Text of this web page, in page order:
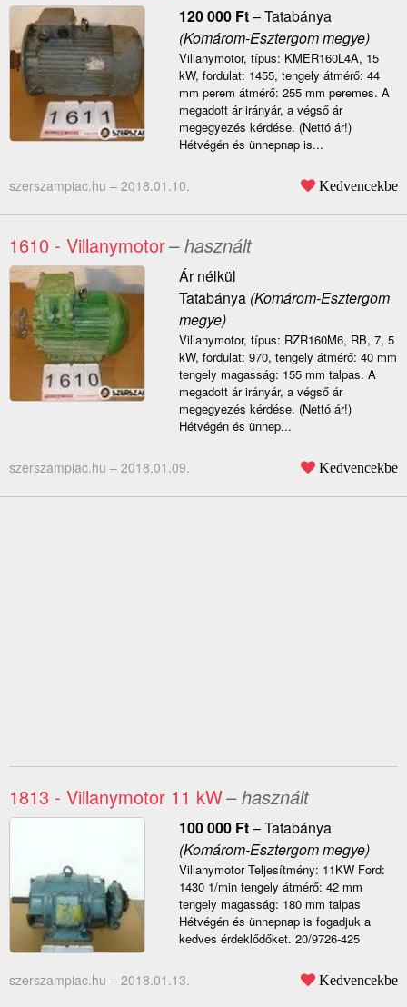
120 000 Ft–Tatabánya
(Komárom-Esztergom megye)
Villanymotor, típus: KMER160L4A, 15
kW, fordulat: 1455, tengely átmérő: 44
mm perem átmérő: 255 mm peremes. A
megadott ár irányár, a végső ár
megegyezés kérdése. (Nettó ár!)
Hétvégén és ünnepnap is...
szerszampiac.hu – 2018.01.10. Kedvencekbe
1610 - Villanymotor– használt
Ár nélkül
Tatabánya(Komárom-Esztergom
megye)
Villanymotor, típus: RZR160M6, RB, 7, 5
kW, fordulat: 970, tengely átmérő: 40 mm
tengely magasság: 155 mm talpas. A
megadott ár irányár, a végső ár
megegyezés kérdése. (Nettó ár!)
Hétvégén és ünnep...
szerszampiac.hu – 2018.01.09. Kedvencekbe
1813 - Villanymotor 11 kW– használt
100 000 Ft–Tatabánya
(Komárom-Esztergom megye)
Villanymotor Teljesítmény: 11KW Ford:
1430 1/min tengely átmérő: 42 mm
tengely magasság: 180 mm talpas
Hétvégén és ünnepnap is fogadjuk a
kedves érdeklődőket. 20/9726-425
szerszampiac.hu – 2018.01.13. Kedvencekbe